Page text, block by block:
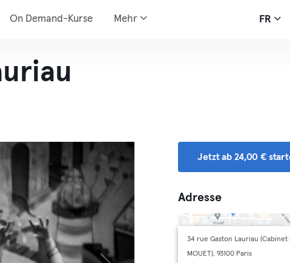
On Demand-Kurse Mehr FR
Jetzt ab 24,00 €
Adresse
34 rue Gaston Lauriau
MOUET), 93100 Paris